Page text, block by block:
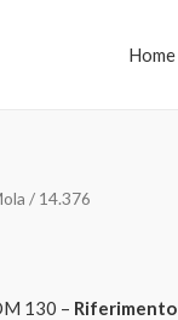
Home
/ 14.376
130 – Riferimento